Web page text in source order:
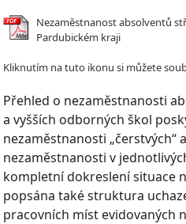
Nezaměstnanost absolventů
Pardubickém kraji
Kliknutím na tuto ikonu si můžete
Přehled o nezaměstnanosti
a vyšších odborných škol
nezaměstnanosti „čerstvých“
nezaměstnanosti v
kompletní dokreslení situace
popsána také struktura
pracovních míst evidovaných